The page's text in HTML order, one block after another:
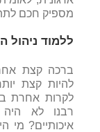
מספיק חכם
ללמוד ניהול
ברכה קצת
להיות קצת
לקרות אחרת
רבנו לא
איכותיים? מי